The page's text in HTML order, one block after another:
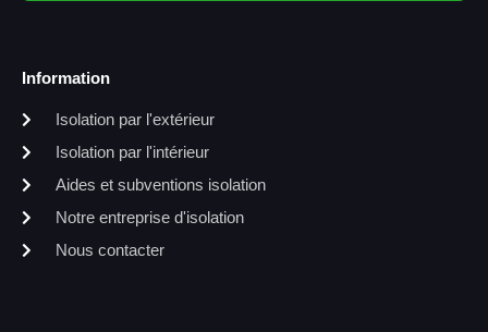
Information
Isolation par l'extérieur
Isolation par l'intérieur
Aides et subventions isolation
Notre entreprise d'isolation
Nous contacter